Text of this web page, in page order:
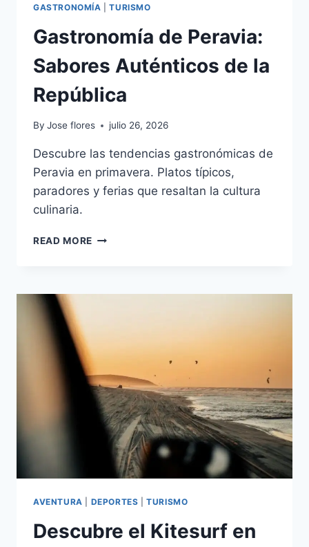
GASTRONOMÍA |TURISMO
Gastronomía de Peravia:
Sabores Auténticos de la
República
By Jose flores julio 26, 2026
Descubre las tendencias gastronómicas de
Peravia en primavera. Platos típicos,
paradores y ferias que resaltan la cultura
culinaria.
READ MORE GASTRONOMÍA
AUTÉNTICOS
AVENTURA DEPORTES |TURISMO
Descubre el Kitesurf en